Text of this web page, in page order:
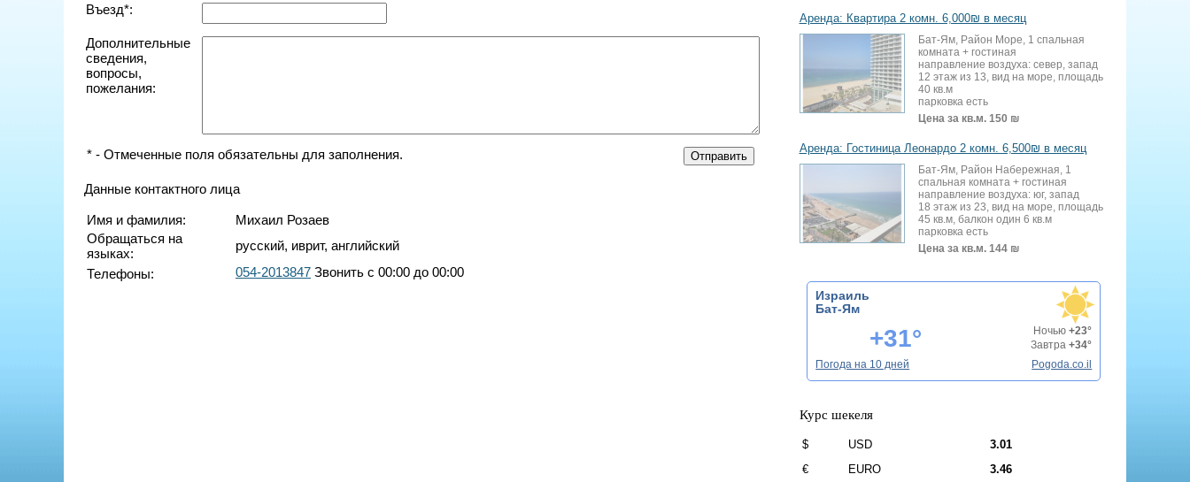
Въезд*:
Дополнительные
сведения,
вопросы,
пожелания:
* - Отмеченные поля обязательны для заполнения.
Данные контактного лица
Имя и фамилия:
Михаил Розаев
Обращаться на
языках:
русский, иврит, английский
Телефоны:
054-2013847 Звонить с 00:00 до 00:00
Аренда: Квартира 2 комн. 6,000₪ в месяц
Бат-Ям, Район Море, 1 спальная
комната + гостиная
направление воздуха: север, запад
12 этаж из 13, вид на море, площадь
40 кв.м
парковка есть
Цена за кв.м. 150 ₪
Аренда: Гостиница Леонардо 2 комн. 6,500₪ в месяц
Бат-Ям, Район Набережная, 1
спальная комната + гостиная
направление воздуха: юг, запад
18 этаж из 23, вид на море, площадь
45 кв.м, балкон один 6 кв.м
парковка есть
Цена за кв.м. 144 ₪
Израиль
Бат-Ям
+31° Ночью+23°
Завтра+34°
Погода на 10 дней
Pogoda.co.il
Курс шекеля
$ USD
3.01
€
EURO 3.46